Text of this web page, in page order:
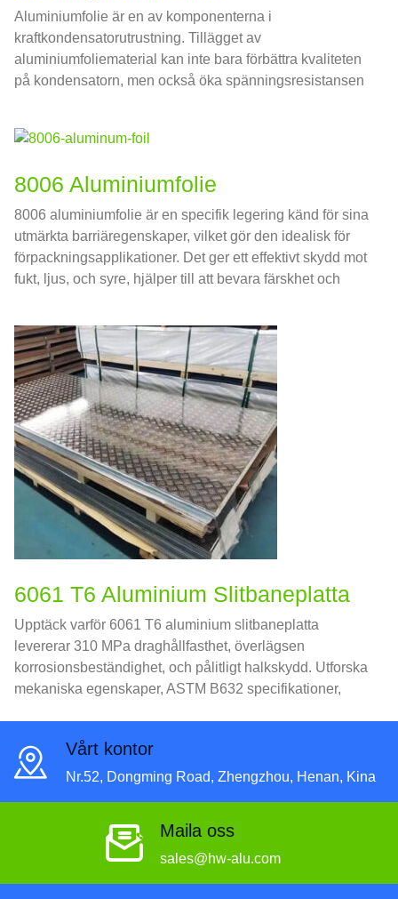
Aluminiumfolie är en av komponenterna i
kraftkondensatorutrustning. Tillägget av
aluminiumfoliematerial kan inte bara förbättra kvaliteten
på kondensatorn, men också öka spänningsresistansen
8006 Aluminiumfolie
8006 aluminiumfolie är en specifik legering känd för sina
utmärkta barriäregenskaper, vilket gör den idealisk för
förpackningsapplikationer. Det ger ett effektivt skydd mot
fukt, ljus, och syre, hjälper till att bevara färskhet och
6061 T6 Aluminium Slitbaneplatta
Upptäck varför 6061 T6 aluminium slitbaneplatta
levererar 310 MPa draghållfasthet, överlägsen
korrosionsbeständighet, och pålitligt halkskydd. Utforska
mekaniska egenskaper, ASTM B632 specifikationer,
Vårt kontor
Nr.52, Dongming Road, Zhengzhou, Henan, Kina
Maila oss
sales@hw-alu.com